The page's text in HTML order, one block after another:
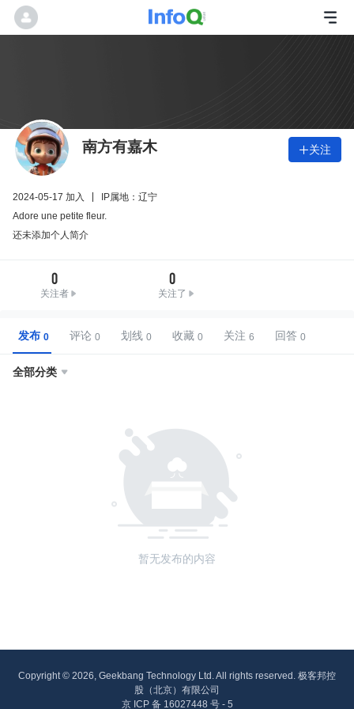
南方有嘉木 关注
2024-05-17 加入
IP属地：辽宁
Adore une petite fleur.
还未添加个人简介
0
关注者
0
关注了
发布 评论 划线 收藏 关注 回答
全部分类 
暂无发布的内容
Copyright © 2026, Geekbang Technology Ltd. All rights reserved. 极客邦控
股（北京）有限公司
京 ICP 备 16027448 号 - 5